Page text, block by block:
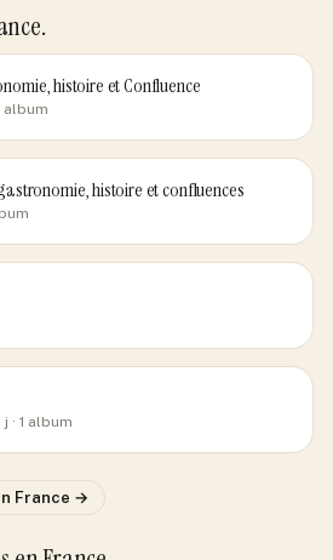
.
histoire et Confluence
album
histoire et confluences
j · 1 album
France →